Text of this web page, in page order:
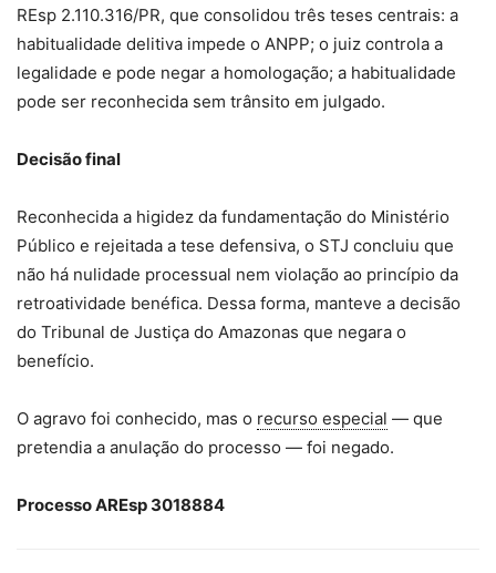
REsp 2.110.316/PR, que consolidou três teses centrais: a
habitualidade delitiva impede o ANPP; o juiz controla a
legalidade e pode negar a homologação; a habitualidade
pode ser reconhecida sem trânsito em julgado.
Decisão final
Reconhecida a higidez da fundamentação do Ministério
Público e rejeitada a tese defensiva, o STJ concluiu que
não há nulidade processual nem violação ao princípio da
retroatividade benéfica. Dessa forma, manteve a decisão
do Tribunal de Justiça do Amazonas que negara o
benefício.
O agravo foi conhecido, mas o recurso especial — que
pretendia a anulação do processo — foi negado.
Processo AREsp 3018884